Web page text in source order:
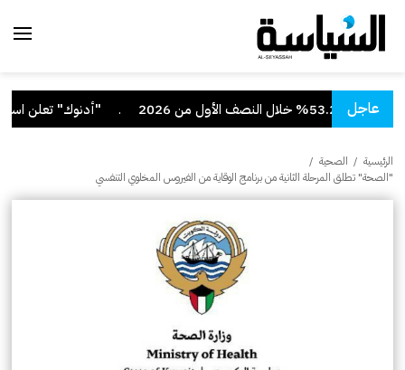
عاجل
من 2026 . "أدنوك" تعلن
الرئيسية / الصحية /
"الصحة" تطلق المرحلة الثانية من برنامج الوقاية من الفيروس المخلوي التنفسي